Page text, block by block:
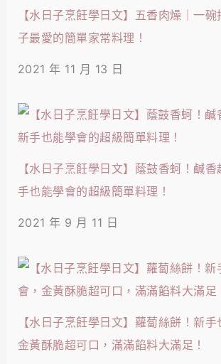
【水日子烹飪學日文】五香肉燥｜一
子最愛的簡單家常料理！
2021 年 11 月 13 日
【水日子烹飪學日文】蔭鼓香蚵！鹹
手也能學會的超級簡單料理！
2021 年 9 月 11 日
【水日子烹飪學日文】蘿蔔絲餅！新手
金黃酥脆超可口，滿滿餡料大滿足！